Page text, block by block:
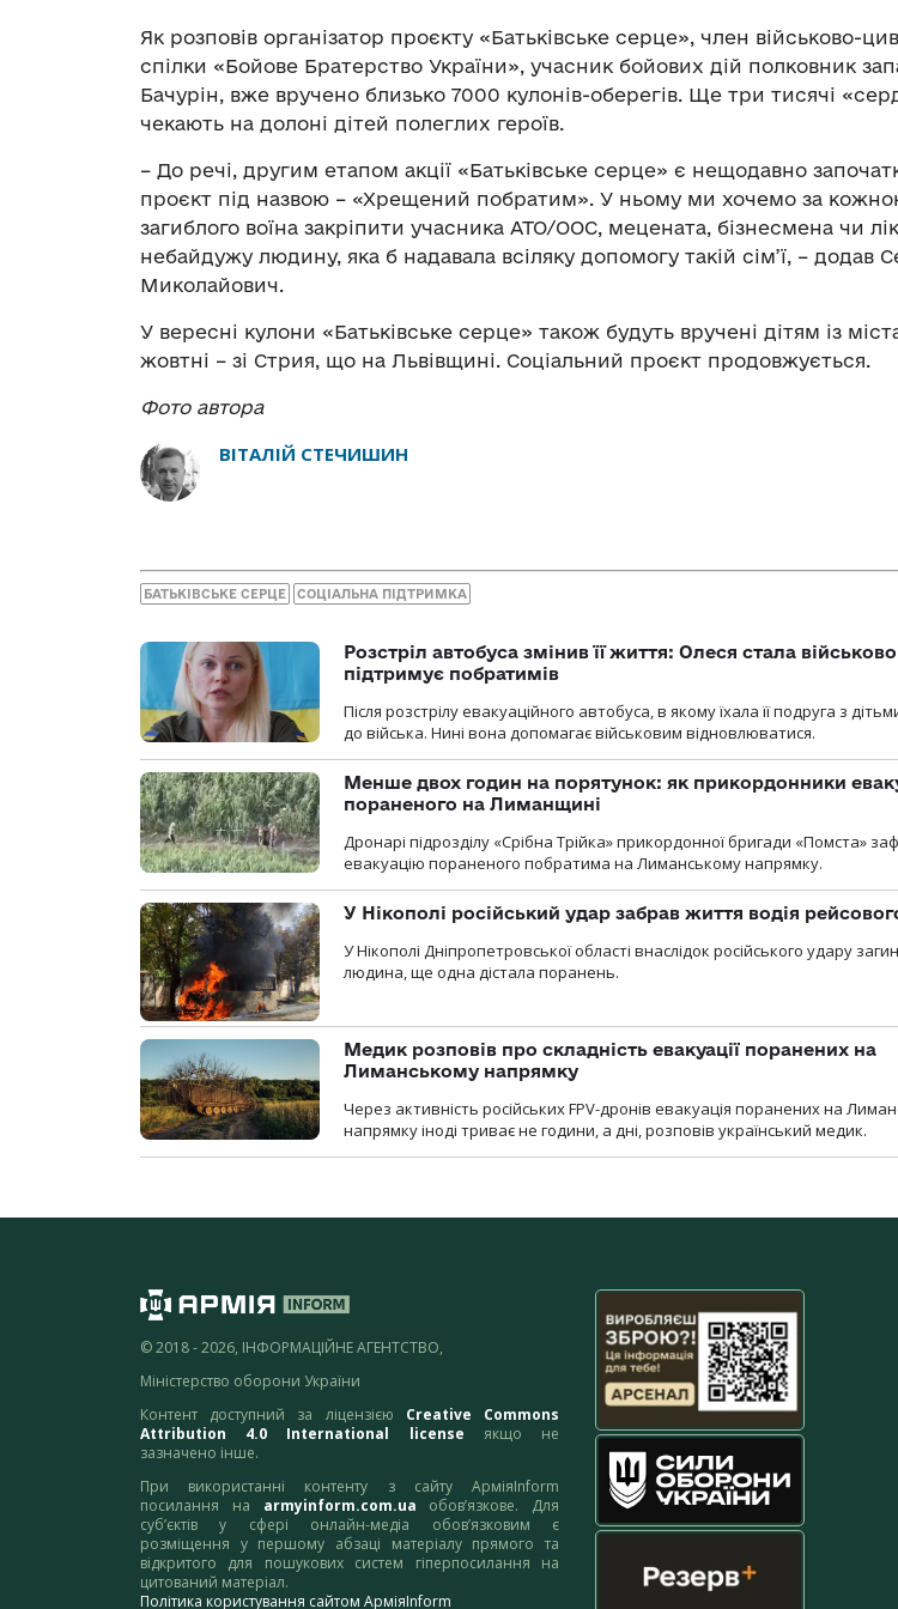
Як розповів організатор проєкту «Батьківське серце», член військово-
спілки «Бойове Братерство України», учасник бойових дій полковник
Бачурін, вже вручено близько 7000 кулонів-оберегів. Ще три тисячі
чекають на долоні дітей полеглих героїв.
– До речі, другим етапом акції «Батьківське серце» є нещодавно
проєкт під назвою – «Хрещений побратим». У ньому ми хочемо за
загиблого воїна закріпити учасника АТО/ООС, мецената, бізнесмена чи
небайдужу людину, яка б надавала всіляку допомогу такій сім’ї, – додав
Миколайович.
У вересні кулони «Батьківське серце» також будуть вручені дітям із
жовтні – зі Стрия, що на Львівщині. Соціальний проєкт продовжується.
Фото автора
ВІТАЛІЙ СТЕЧИШИН
БАТЬКІВСЬКЕ СЕРЦЕ СОЦІАЛЬНА ПІДТРИМКА
Розстріл автобуса змінив її життя: Олеся стала
підтримує побратимів
Після розстрілу евакуаційного автобуса, в якому їхала її подруга з
до війська. Нині вона допомагає військовим відновлюватися.
Менше двох годин на порятунок: як прикордонники
пораненого на Лиманщині
Дронарі підрозділу «Срібна Трійка» прикордонної бригади «Помста»
евакуацію пораненого побратима на Лиманському напрямку.
У Нікополі російський удар забрав життя водія
У Нікополі Дніпропетровської області внаслідок російського удару
людина, ще одна дістала поранень.
Медик розповів про складність евакуації поранених на
Лиманському напрямку
Через активність російських FPV-дронів евакуація поранених на
напрямку іноді триває не години, а дні, розповів український медик.
© 2018 - 2026, ІНФОРМАЦІЙНЕ АГЕНТСТВО,
Міністерство оборони України
Контент доступний за ліцензією Creative Commons
Attribution 4.0 International license якщо не
зазначено інше.
При використанні контенту з сайту АрміяInform
посилання на armyinform.com.ua обов’язкове. Для
суб’єктів у сфері онлайн-медіа обов’язковим є
розміщення у першому абзаці матеріалу прямого та
відкритого для пошукових систем гіперпосилання на
цитований матеріал.
Політика користування сайтом АрміяInform